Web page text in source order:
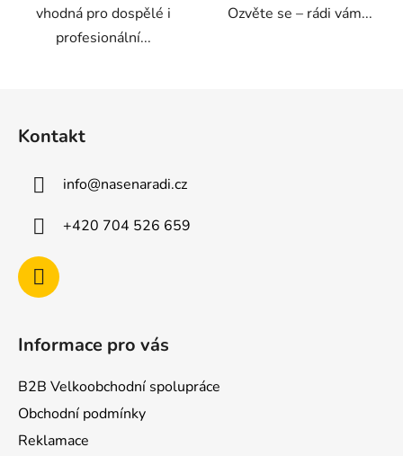
vhodná pro dospělé i
profesionální...
Ozvěte se – rádi vám...
Kontakt
info@nasenaradi.cz
+420 704 526 659
Informace pro vás
B2B Velkoobchodní spolupráce
Obchodní podmínky
Reklamace